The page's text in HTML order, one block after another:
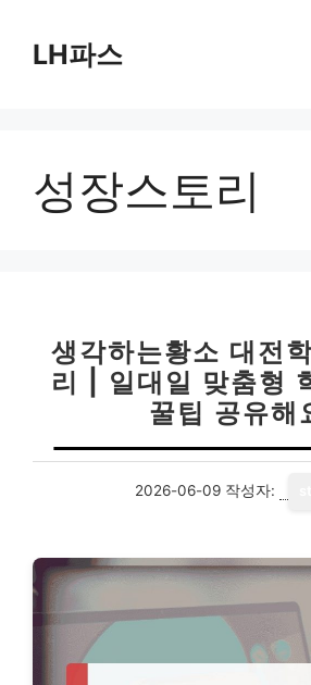
LH파스
성장스토리
생각하는황소 대전
리 | 일대일 맞춤형
꿀팁 공유해
2026-06-09 작성자: